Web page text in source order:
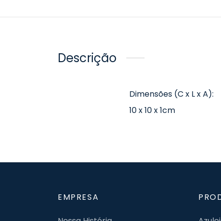
Descrição
Dimensões (C x L x A):
10 x 10 x 1cm
EMPRESA